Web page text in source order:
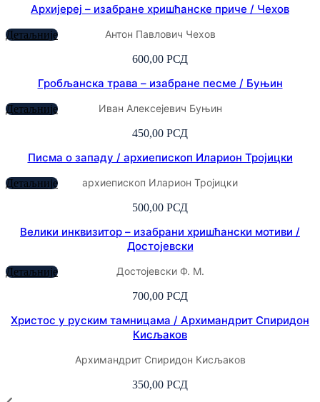
Архијереј – изабране хришћанске приче / Чехов
Антон Павлович Чехов
600,00 РСД
Детаљније
Гробљанска трава – изабране песме / Буњин
Иван Алексејевич Буњин
450,00 РСД
Детаљније
Писма о западу / архиепископ Иларион Тројицки
архиепископ Иларион Тројицки
500,00 РСД
Детаљније
Велики инквизитор – изабрани хришћански мотиви /
Достојевски
Достојевски Ф. М.
700,00 РСД
Детаљније
Христос у руским тамницама / Архимандрит Спиридон
Кисљаков
Архимандрит Спиридон Кисљаков
350,00 РСД